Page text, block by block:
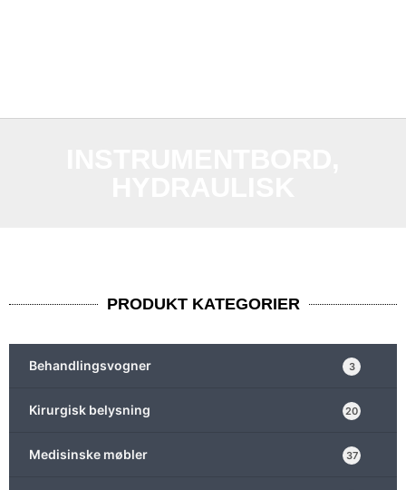
PRODUKT KATEGORIER
Behandlingsvogner 3
Kirurgisk belysning 20
Medisinske møbler 37